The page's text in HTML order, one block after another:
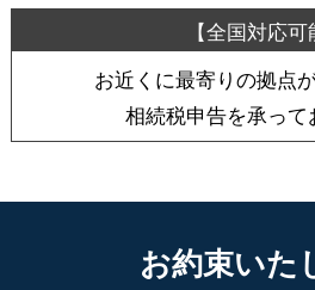
お近くに最寄りの拠点
相続税申告を承って
お約束いた